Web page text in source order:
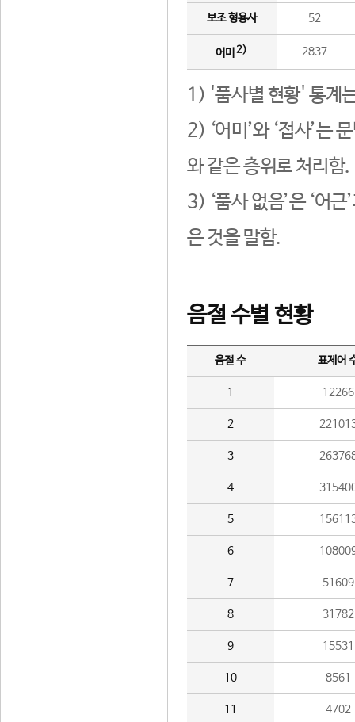
보조 형용사 52
어미 2) 2837
1) '품사별 현황' 통계
2) ‘어미’와 ‘접사’는
와 같은 층위로 처리함.
3) ‘품사 없음’은 ‘어
은 것을 말함.
음절 수별 현황
음절 수 표제어
1 12266
2
3
4
5
6
7 51609
8 31782
9 15531
10 8561
11 4702